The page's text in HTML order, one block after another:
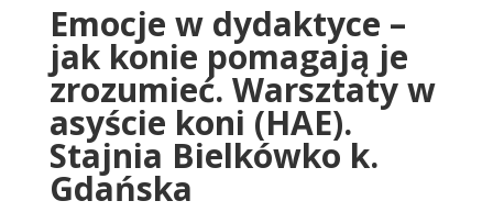
Emocje w dydaktyce –
jak konie pomagają je
zrozumieć. Warsztaty w
asyście koni (HAE).
Stajnia Bielkówko k.
Gdańska